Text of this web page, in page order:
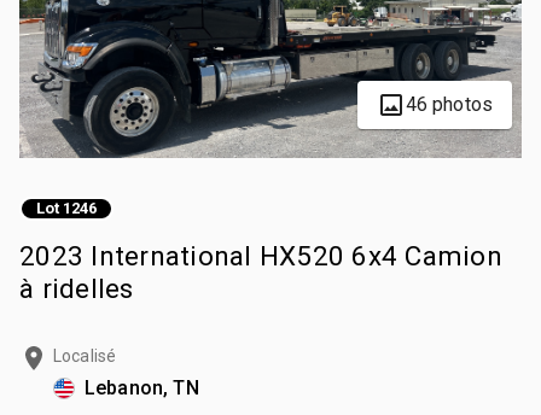
46 photos
Lot 1246
2023 International HX520 6x4 Camion
à ridelles
Localisé
Lebanon, TN